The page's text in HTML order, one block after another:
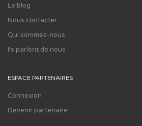
Le blog
Nous contacter
Qui sommes-nous
Ils parlent de nous
ESPACE PARTENAIRES
Connexion
Devenir partenaire